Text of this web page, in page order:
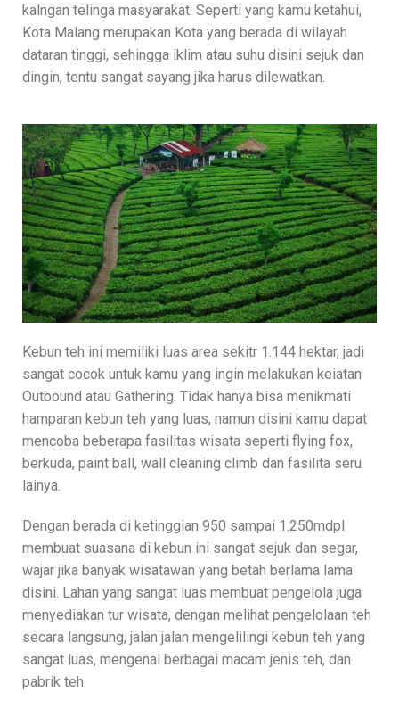
kalngan telinga masyarakat. Seperti yang kamu ketahui,
Kota Malang merupakan Kota yang berada di wilayah
dataran tinggi, sehingga iklim atau suhu disini sejuk dan
dingin, tentu sangat sayang jika harus dilewatkan.
Kebun teh ini memiliki luas area sekitr 1.144 hektar, jadi
sangat cocok untuk kamu yang ingin melakukan keiatan
Outbound atau Gathering. Tidak hanya bisa menikmati
hamparan kebun teh yang luas, namun disini kamu dapat
mencoba beberapa fasilitas wisata seperti flying fox,
berkuda, paint ball, wall cleaning climb dan fasilita seru
lainya.
Dengan berada di ketinggian 950 sampai 1.250mdpl
membuat suasana di kebun ini sangat sejuk dan segar,
wajar jika banyak wisatawan yang betah berlama lama
disini. Lahan yang sangat luas membuat pengelola juga
menyediakan tur wisata, dengan melihat pengelolaan teh
secara langsung, jalan jalan mengelilingi kebun teh yang
sangat luas, mengenal berbagai macam jenis teh, dan
pabrik teh.